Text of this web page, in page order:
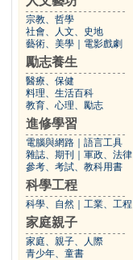
宗教、哲學
社會、人文、史地
藝術、美學
電影戲劇
勵志養生
醫療、保健
料理、生活百科
教育、心理、勵志
進修學習
電腦與網路
語言工具
雜誌、期刊
軍政、法律
參考、考試、教科用書
科學工程
科學、自然 工業、工程
家庭親子
家庭、親子、人際
青少年、童書